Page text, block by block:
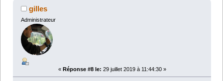
gilles
Administrateur
« Réponse #8 le: 29 juillet 2019 à 11:44:30 »